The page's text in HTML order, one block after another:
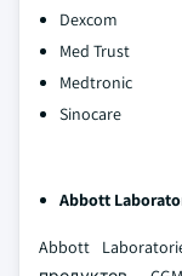
Dexcom
Med Trust
Medtronic
Sinocare
Abbott
Abbott